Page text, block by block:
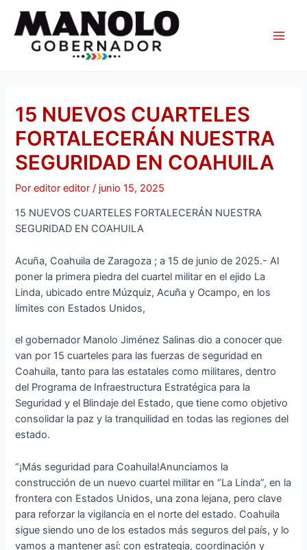
contenido
15 NUEVOS CUARTELES
FORTALECERÁN NUESTRA
SEGURIDAD EN COAHUILA
Poreditor editor/ junio 15, 2025
15 NUEVOS CUARTELES FORTALECERÁN NUESTRA
SEGURIDAD EN COAHUILA
Acuña, Coahuila de Zaragoza ; a 15 de junio de 2025.- Al
poner la primera piedra del cuartel militar en el ejido La
Linda, ubicado entre Múzquiz, Acuña y Ocampo, en los
límites con Estados Unidos,
el gobernador Manolo Jiménez Salinas dio a conocer que
van por 15 cuarteles para las fuerzas de seguridad en
Coahuila, tanto para las estatales como militares, dentro
del Programa de Infraestructura Estratégica para la
Seguridad y el Blindaje del Estado, que tiene como objetivo
consolidar la paz y la tranquilidad en todas las regiones del
estado.
“¡Más seguridad para Coahuila!Anunciamos la
construcción de un nuevo cuartel militar en “La Linda”, en la
frontera con Estados Unidos, una zona lejana, pero clave
para reforzar la vigilancia en el norte del estado. Coahuila
sigue siendo uno de los estados más seguros del país, y lo
vamos a mantener así: con estrategia, coordinación y
de
entradas